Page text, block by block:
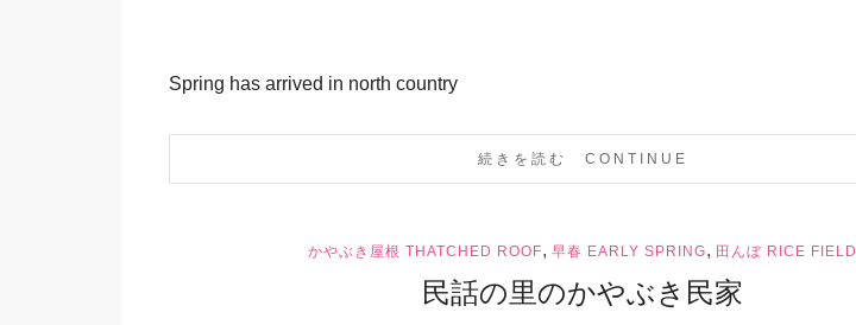
Spring has arrived in north country
続きを読む CONTINUE
かやぶき屋根 THATCHED ROOF,早春 EARLY SPRING, 田んぼ RICE FIELD
民話の里のかやぶき民家